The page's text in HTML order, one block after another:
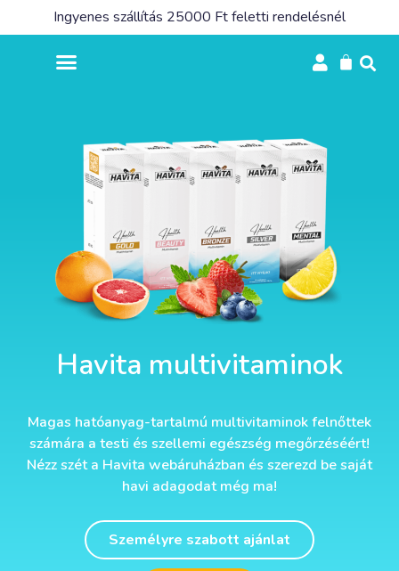
Ingyenes szállítás 25000 Ft feletti rendelésnél
Havita multivitaminok
Magas hatóanyag-tartalmú multivitaminok felnőttek
számára a testi és szellemi egészség megőrzéséért!
Nézz szét a Havita webáruházban és szerezd be saját
havi adagodat még ma!
Személyre szabott ajánlat